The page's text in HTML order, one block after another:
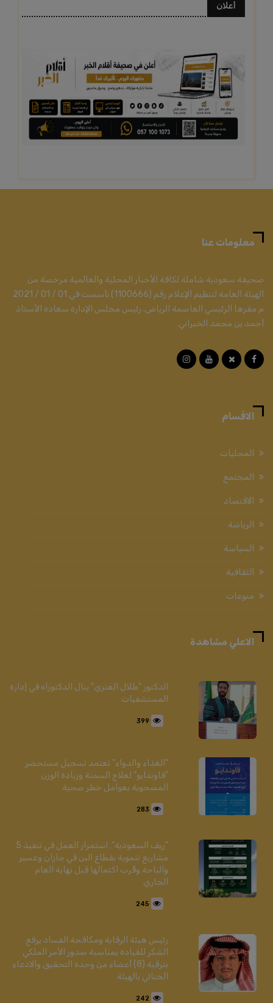
أعلان
معلومات عنا
صحيفة سعودية شاملة لكافة الأخبار المحلية والعالمية مرخصة من
الهيئة العامة لتنظيم الإعلام رقم (1100666) تأسست في 01 / 01 / 2021
م مقرها الرئيسي العاصمة الرياض. رئيس مجلس الإدارة سعادة الأستاذ
أحمد بن محمد الخبراني.
الاقسام
المحليات
المجتمع
الاقتصاد
الرياضة
السياسة
الثقافية
منوعات
الاعلي مشاهدة
الدكتور "طلال العنزي" ينال الدكتوراه في إدارة
المستشفيات
399
"الغذاء والدواء" تعتمد تسجيل مستحضر
"فاوندايو" لعلاج السمنة وزيادة الوزن
المصحوبة بعوامل خطر صحية
283
"ريف السعودية": استمرار العمل في تنفيذ 5
مشاريع تنموية بقطاع البن في جازان وعسير
والباحة وقُرب اكتمالها قبل نهاية العام
الجاري
245
رئيس هيئة الرقابة ومكافحة الفساد يرفع
الشكر للقيادة بمناسبة صدور الأمر الملكي
بترقية (8) أعضاء من وحدة التحقيق والادعاء
الجنائي بالهيئة
242